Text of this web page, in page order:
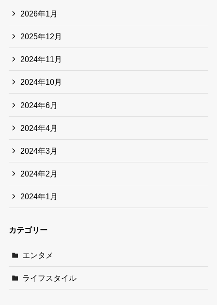
2026年1月
2025年12月
2024年11月
2024年10月
2024年6月
2024年4月
2024年3月
2024年2月
2024年1月
カテゴリー
エンタメ
ライフスタイル